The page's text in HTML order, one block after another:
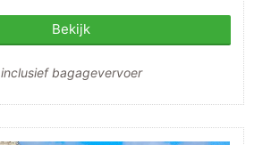
Bekijk
inclusief bagagevervoer